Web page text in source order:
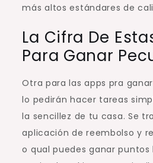
más altos estándares de
La Cifra De
Para Ganar
Otra para las apps pra
lo pedirán hacer tareas
la sencillez de tu casa. Se
aplicación de reembolso y
o qual puedes ganar puntos